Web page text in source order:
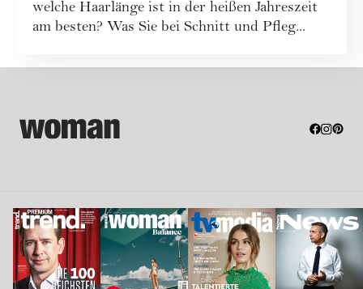
welche Haarlänge ist in der heißen Jahreszeit
am besten? Was Sie bei Schnitt und Pfleg...